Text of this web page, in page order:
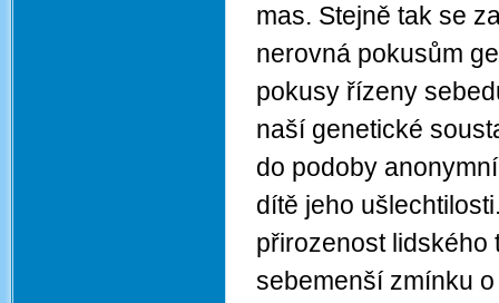
mas. Stejně tak se
nerovná pokusům
pokusy řízeny
naší genetické
do podoby
dítě jeho
přirozenost lidského
sebemenší zmínku